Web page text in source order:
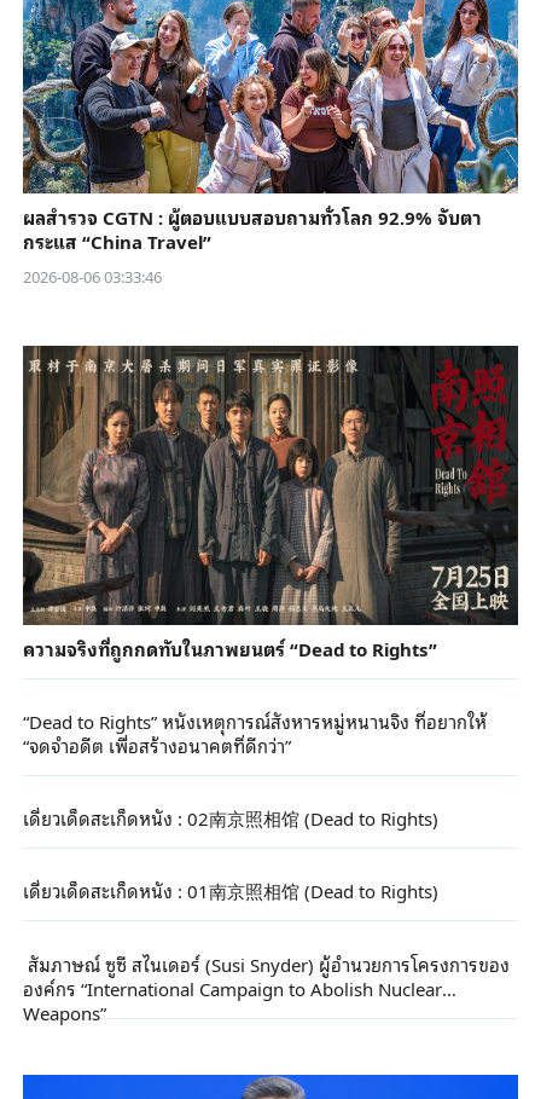
ผลสำรวจ CGTN : ผู้ตอบแบบสอบถามทั่วโลก 92.9% จับตา
กระแส “China Travel”
2026-08-06 03:33:46
ความจริงที่ถูกกดทับในภาพยนตร์ “Dead to Rights”
“Dead to Rights” หนังเหตุการณ์สังหารหมู่หนานจิง ที่อยากให้
“จดจำอดีต เพื่อสร้างอนาคตที่ดีกว่า”
เดี่ยวเด็ดสะเก็ดหนัง : 02南京照相馆 (Dead to Rights)
เดี่ยวเด็ดสะเก็ดหนัง : 01南京照相馆 (Dead to Rights)
สัมภาษณ์ ซูซี สไนเดอร์ (Susi Snyder) ผู้อำนวยการโครงการของ
องค์กร “International Campaign to Abolish Nuclear
Weapons”